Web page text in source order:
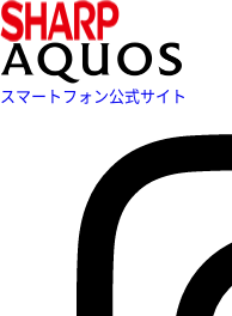
スマートフォン公式サイト